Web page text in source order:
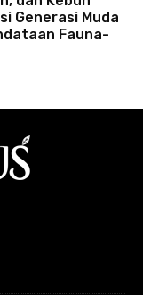
Generasi Muda
Fauna-